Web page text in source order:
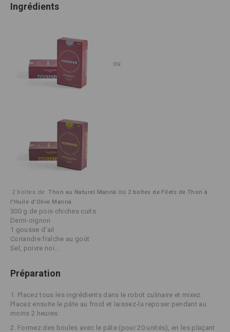
Ingrédients
ou
2 boîtes de Thon au Naturel Manná ou 2 boîtes de Filets de Thon à
l'Huile d'Olive Manná
300 g de pois chiches cuits
Demi-oignon
1 gousse d'ail
Coriandre fraîche au goût
Sel, poivre noi...
Préparation
1. Placez tous les ingrédients dans le robot culinaire et mixez.
Placez ensuite le pâte au froid et laissez-la reposer pendant au
moins 2 heures.
2. Formez des boules avec le pâte (pour 20 unités), en les plaçant